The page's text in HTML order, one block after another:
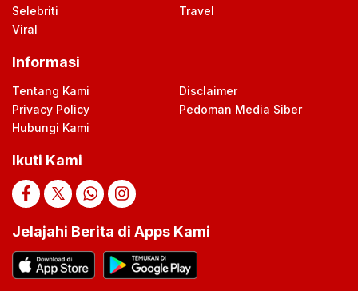
Selebriti
Travel
Viral
Informasi
Tentang Kami
Disclaimer
Privacy Policy
Pedoman Media Siber
Hubungi Kami
Ikuti Kami
Jelajahi Berita di Apps Kami